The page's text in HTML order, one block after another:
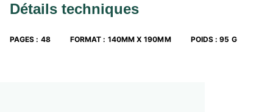
Détails techniques
PAGES : 48 FORMAT : 140MM X 190MM POIDS :95 G